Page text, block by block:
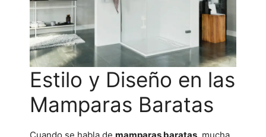
Estilo y Diseño en las
Mamparas Baratas